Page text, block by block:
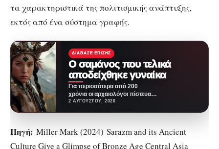
τα χαρακτηριστικά της πολιτισμικής ανάπτυξης,
εκτός από ένα σύστημα γραφής.
ΔΙΆΒΑΣΕ ΕΠΊΣΗΣ
Ο σαμάνος που τελικά
αποδείχθηκε γυναίκα
Για περισσότερα από 200
χρόνια οι αρχαιολόγοι πίστευαν
ότι γνώριζαν την ταυτότητα ενός
2 ΑΥΓΟΎΣΤΟΥ, 2026
Πηγή: Miller Mark (2024) Sarazm and its Ancient
Culture Give a Glimpse of Bronze Age Central Asia